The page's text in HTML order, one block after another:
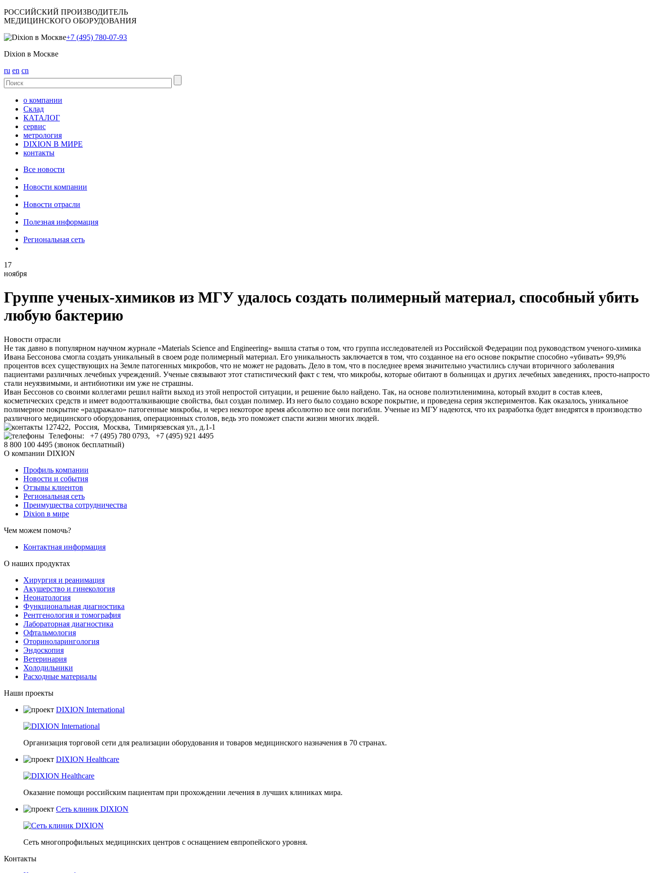
РОССИЙСКИЙ ПРОИЗВОДИТЕЛЬ
МЕДИЦИНСКОГО ОБОРУДОВАНИЯ
+7 (495) 780-07-93
Dixion в Москве
ru en cn
о компании
Склад
КАТАЛОГ
сервис
метрология
DIXION В МИРЕ
контакты
Все новости
Новости компании
Новости отрасли
Полезная информация
Региональная сеть
17
ноября
Группе ученых-химиков из МГУ удалось создать полимерный материал, способный убить
любую бактерию
Новости отрасли
Не так давно в популярном научном журнале «Materials Science and Engineering» вышла статья о том, что группа исследователей из Российской Федерации под руководством ученого-химика
Ивана Бессонова смогла создать уникальный в своем роде полимерный материал. Его уникальность заключается в том, что созданное на его основе покрытие способно «убивать» 99,9%
процентов всех существующих на Земле патогенных микробов, что не может не радовать. Дело в том, что в последнее время значительно участились случаи вторичного заболевания
пациентами различных лечебных учреждений. Ученые связывают этот статистический факт с тем, что микробы, которые обитают в больницах и других лечебных заведениях, просто-напросто
стали неуязвимыми, и антибиотики им уже не страшны.
Иван Бессонов со своими коллегами решил найти выход из этой непростой ситуации, и решение было найдено. Так, на основе полиэтиленимина, который входит в состав клеев,
косметических средств и имеет водоотталкивающие свойства, был создан полимер. Из него было создано вскоре покрытие, и проведена серия экспериментов. Как оказалось, уникальное
полимерное покрытие «раздражало» патогенные микробы, и через некоторое время абсолютно все они погибли. Ученые из МГУ надеются, что их разработка будет внедрятся в производство
различного медицинского оборудования, операционных столов, ведь это поможет спасти жизни многих людей.
127422, Россия, Москва, Тимирязевская ул., д.1-1
Телефоны: +7 (495) 780 0793, +7 (495) 921 4495
8 800 100 4495 (звонок бесплатный)
О компании DIXION
Профиль компании
Новости и события
Отзывы клиентов
Региональная сеть
Преимущества сотрудничества
Dixion в мире
Чем можем помочь?
Контактная информация
О наших продуктах
Хирургия и реанимация
Акушерство и гинекология
Неонатология
Функциональная диагностика
Рентгенология и томография
Лабораторная диагностика
Офтальмология
Оториноларингология
Эндоскопия
Ветеринария
Холодильники
Расходные материалы
Наши проекты
DIXION International
Организация торговой сети для реализации оборудования и товаров медицинского назначения в 70 странах.
DIXION Healthcare
Оказание помощи российским пациентам при прохождении лечения в лучших клиниках мира.
Сеть клиник DIXION
Сеть многопрофильных медицинских центров с оснащением евпропейского уровня.
Контакты